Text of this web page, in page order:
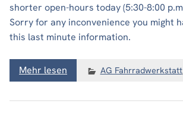
shorter open-hours today (5:30-8:00
Sorry for any inconvenience you might
this last minute information.
Mehr lesen AG Fahrradwerkstatt